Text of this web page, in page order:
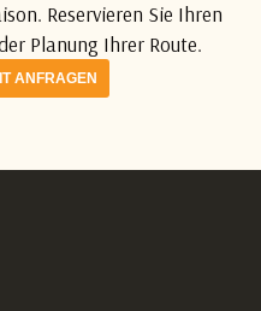
Reservieren Sie Ihren
Planung Ihrer Route.
ANFRAGEN